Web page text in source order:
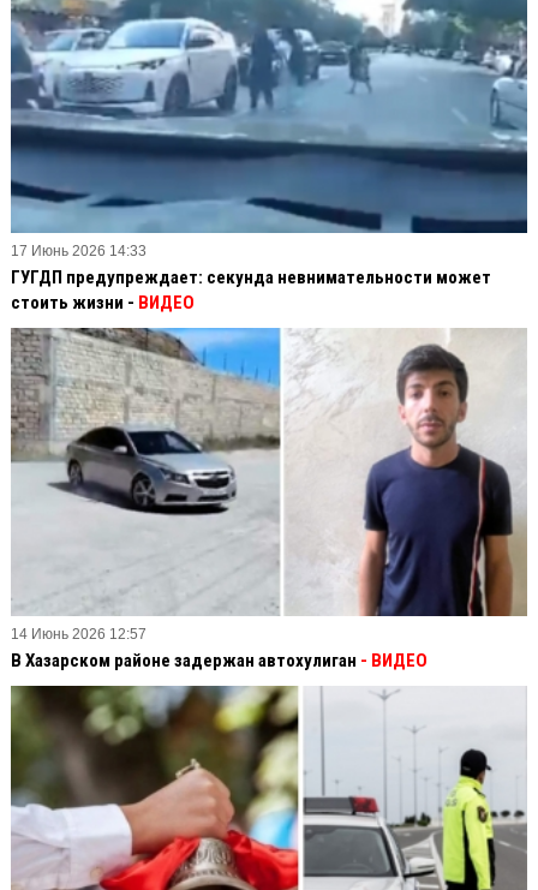
17 Июнь 2026 14:33
ГУГДП предупреждает: секунда невнимательности может
стоить жизни - ВИДЕО
14 Июнь 2026 12:57
В Хазарском районе задержан автохулиган - ВИДЕО